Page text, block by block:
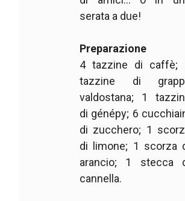
serata a due!
Preparazione
4 tazzine di caffè;
tazzine di
valdostana; 1
di génépy; 6
di zucchero; 1
di limone; 1 scorza
arancio; 1 stecca
cannella.